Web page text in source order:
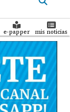
e-papper mis noticias